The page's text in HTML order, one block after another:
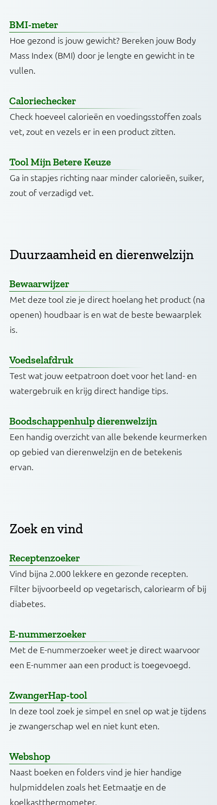
BMI-meter
Hoe gezond is jouw gewicht? Bereken jouw Body
Mass Index (BMI) door je lengte en gewicht in te
vullen.
Caloriechecker
Check hoeveel calorieën en voedingsstoffen zoals
vet, zout en vezels er in een product zitten.
Tool Mijn Betere Keuze
Ga in stapjes richting naar minder calorieën, suiker,
zout of verzadigd vet.
Duurzaamheid en dierenwelzijn
Bewaarwijzer
Met deze tool zie je direct hoelang het product (na
openen) houdbaar is en wat de beste bewaarplek
is.
Voedselafdruk
Test wat jouw eetpatroon doet voor het land- en
watergebruik en krijg direct handige tips.
Boodschappenhulp dierenwelzijn
Een handig overzicht van alle bekende keurmerken
op gebied van dierenwelzijn en de betekenis
ervan.
Zoek en vind
Receptenzoeker
Vind bijna 2.000 lekkere en gezonde recepten.
Filter bijvoorbeeld op vegetarisch, caloriearm of bij
diabetes.
E-nummerzoeker
Met de E-nummerzoeker weet je direct waarvoor
een E-nummer aan een product is toegevoegd.
ZwangerHap-tool
In deze tool zoek je simpel en snel op wat je tijdens
je zwangerschap wel en niet kunt eten.
Webshop
Naast boeken en folders vind je hier handige
hulpmiddelen zoals het Eetmaatje en de
koelkastthermometer.